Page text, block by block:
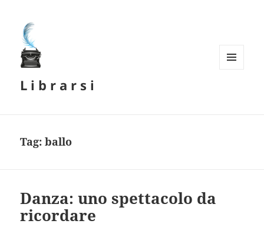
L i b r a r s i
Tag:ballo
Danza: uno spettacolo da
ricordare